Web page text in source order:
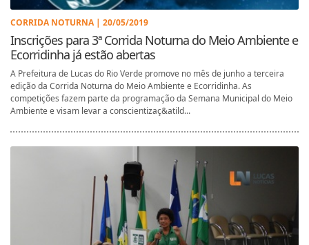
CORRIDA NOTURNA | 20/05/2019
Inscrições para 3ª Corrida Noturna do Meio Ambiente e
Ecorridinha já estão abertas
A Prefeitura de Lucas do Rio Verde promove no mês de junho a terceira
edição da Corrida Noturna do Meio Ambiente e Ecorridinha. As
competições fazem parte da programação da Semana Municipal do Meio
Ambiente e visam levar a conscientizaç&atild...